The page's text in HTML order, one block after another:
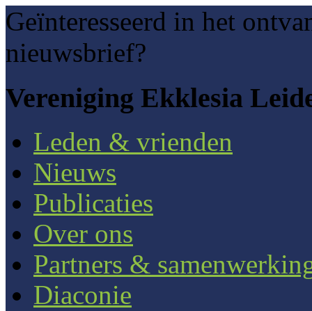
Geïnteresseerd in het
nieuwsbrief?
Vereniging Ekklesia
Leden & vrienden
Nieuws
Publicaties
Over ons
Partners &
Diaconie